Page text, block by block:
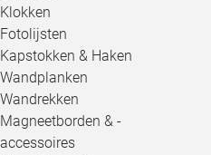
Klokken
Fotolijsten
Kapstokken & Haken
Wandplanken
Wandrekken
Magneetborden & -
accessoires